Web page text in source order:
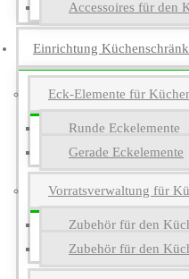
Accessoires für den
Einrichtung
Eck-Elemente für
Runde Eckelemente
Gerade Eckelemente
Vorratsverwaltung für
Zubehör für den
Zubehör für den